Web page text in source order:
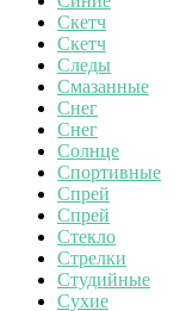
Скетч
Скетч
Следы
Смазанные
Снег
Снег
Солнце
Спортивные
Спрей
Спрей
Стекло
Стрелки
Студийные
Сухие